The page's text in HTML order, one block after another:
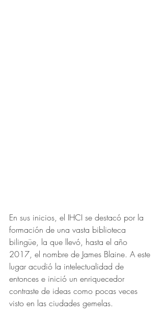
En sus inicios, el IHCI se destacó por la
formación de una vasta biblioteca
bilingüe, la que llevó, hasta el año
2017, el nombre de James Blaine. A este
lugar acudió la intelectualidad de
entonces e inició un enriquecedor
contraste de ideas como pocas veces
visto en las ciudades gemelas.